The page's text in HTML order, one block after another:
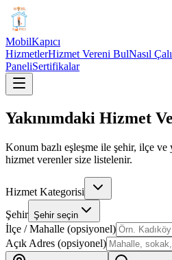
MobilKapıcı
HizmetlerHizmet Vereni BulNasıl
PaneliSertifikalar
Yakınımdaki Hizmet
Konum bazlı eşleşme ile şehir, ilçe ve
hizmet verenler size listelenir.
Hizmet Kategorisi
Şehir Şehir seçin
İlçe / Mahalle (opsiyonel)
Açık Adres (opsiyonel)